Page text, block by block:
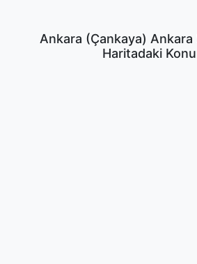
Ankara (Çankaya)
Haritadaki